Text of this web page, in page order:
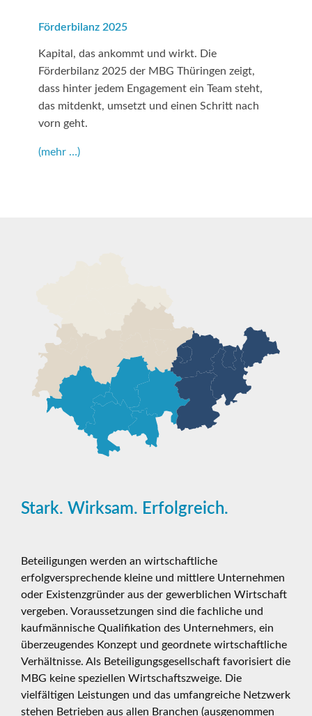
Förderbilanz 2025
Kapital, das ankommt und wirkt. Die
Förderbilanz 2025 der MBG Thüringen zeigt,
dass hinter jedem Engagement ein Team steht,
das mitdenkt, umsetzt und einen Schritt nach
vorn geht.
(mehr …)
Stark. Wirksam. Erfolgreich.
Beteiligungen werden an wirtschaftliche
erfolgversprechende kleine und mittlere Unternehmen
oder Existenzgründer aus der gewerblichen Wirtschaft
vergeben. Voraussetzungen sind die fachliche und
kaufmännische Qualifikation des Unternehmers, ein
überzeugendes Konzept und geordnete wirtschaftliche
Verhältnisse. Als Beteiligungsgesellschaft favorisiert die
MBG keine speziellen Wirtschaftszweige. Die
vielfältigen Leistungen und das umfangreiche Netzwerk
stehen Betrieben aus allen Branchen (ausgenommen